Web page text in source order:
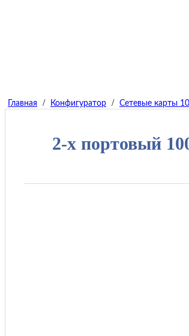
Главная / Конфигуратор / Сетевые карты
2-х портовый